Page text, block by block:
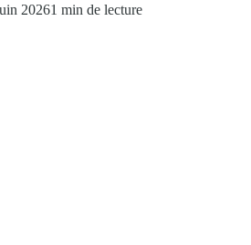
20261 min de lecture